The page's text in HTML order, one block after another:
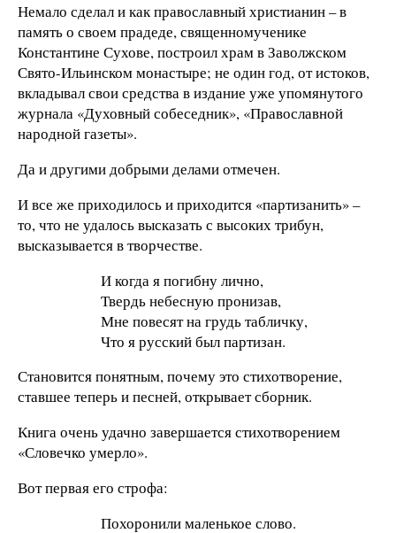
Немало сделал и как православный христианин – в
память о своем прадеде, священномученике
Константине Сухове, построил храм в Заволжском
Свято-Ильинском монастыре; не один год, от истоков,
вкладывал свои средства в издание уже упомянутого
журнала «Духовный собеседник», «Православной
народной газеты».
Да и другими добрыми делами отмечен.
И все же приходилось и приходится «партизанить» –
то, что не удалось высказать с высоких трибун,
высказывается в творчестве.
И когда я погибну лично,
Твердь небесную пронизав,
Мне повесят на грудь табличку,
Что я русский был партизан.
Становится понятным, почему это стихотворение,
ставшее теперь и песней, открывает сборник.
Книга очень удачно завершается стихотворением
«Словечко умерло».
Вот первая его строфа:
Похоронили маленькое слово.